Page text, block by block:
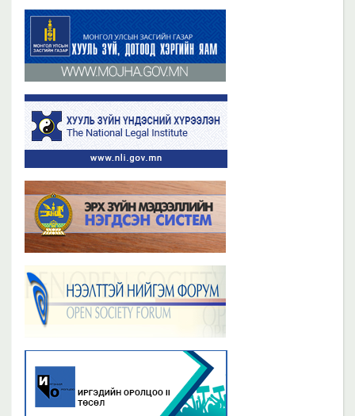
Бүх мэдээ